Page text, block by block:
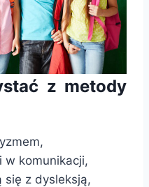
z metody
w komunikacji,
się z dysleksją,